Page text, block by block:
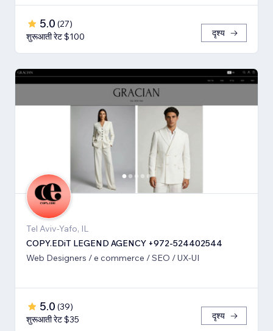
5.0 (27)
शुरूआती रेट $100
दृश्य
Tel Aviv-Yafo, IL
COPY.EDiT LEGEND AGENCY +972-524402544
Web Designers / e commerce / SEO / UX-UI
5.0 (39)
शुरूआती रेट $35
दृश्य